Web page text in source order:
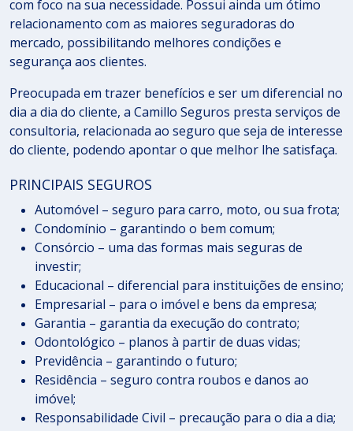
com foco na sua necessidade. Possui ainda um ótimo
relacionamento com as maiores seguradoras do
mercado, possibilitando melhores condições e
segurança aos clientes.
Preocupada em trazer benefícios e ser um diferencial no
dia a dia do cliente, a Camillo Seguros presta serviços de
consultoria, relacionada ao seguro que seja de interesse
do cliente, podendo apontar o que melhor lhe satisfaça.
PRINCIPAIS SEGUROS
Automóvel – seguro para carro, moto, ou sua frota;
Condomínio – garantindo o bem comum;
Consórcio – uma das formas mais seguras de
investir;
Educacional – diferencial para instituições de ensino;
Empresarial – para o imóvel e bens da empresa;
Garantia – garantia da execução do contrato;
Odontológico – planos à partir de duas vidas;
Previdência – garantindo o futuro;
Residência – seguro contra roubos e danos ao
imóvel;
Responsabilidade Civil – precaução para o dia a dia;